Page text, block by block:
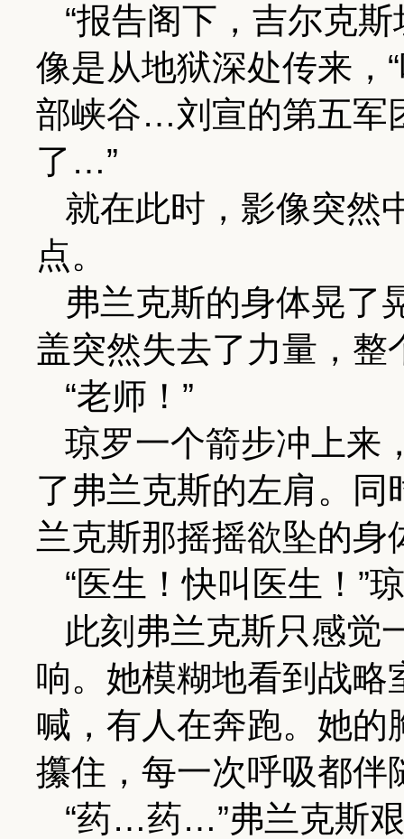
“报告阁下，吉尔克
像是从地狱深处传来，
部峡谷…刘宣的第五
了…”
就在此时，影像突然
点。
弗兰克斯的身体晃了
盖突然失去了力量，整
“老师！”
琼罗一个箭步冲上来
了弗兰克斯的左肩。
兰克斯那摇摇欲坠的身
“医生！快叫医生！”
此刻弗兰克斯只感觉
响。她模糊地看到战略
喊，有人在奔跑。她的
攥住，每一次呼吸都伴
“药…药…”弗兰克斯